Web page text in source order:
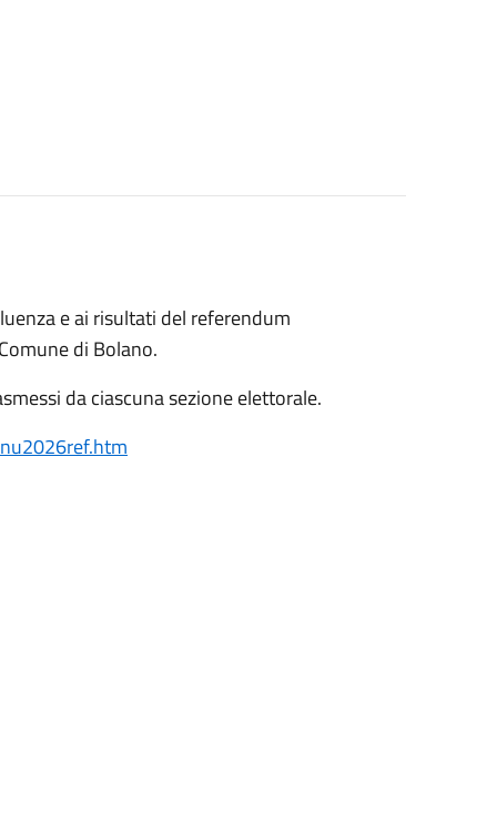
e ai risultati del referendum
di Bolano.
da ciascuna sezione elettorale.